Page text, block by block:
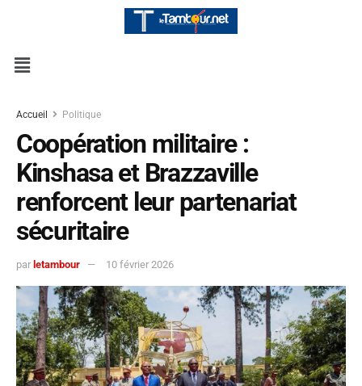
Accueil Politique
Coopération militaire :
Kinshasa et Brazzaville
renforcent leur partenariat
sécuritaire
par letambour 10 février 2026